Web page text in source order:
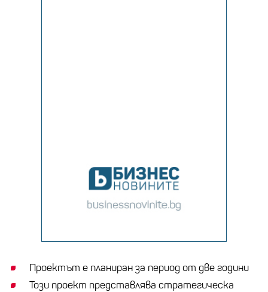
Проектът е планиран за период от две години
Този проект представлява стратегическа